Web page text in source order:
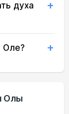
20:28 22:42
20:25 22:41
20:16
духа
Оле?
Олы